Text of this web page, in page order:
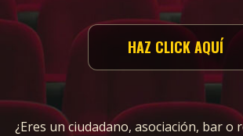
HAZ CLICK AQUÍ
¿Eres un ciudadano, asociación, bar o